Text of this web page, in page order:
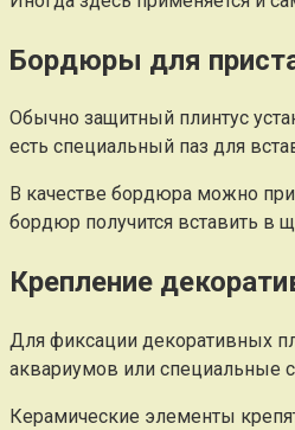
Бордюры для
Обычно защитный плинтус
есть специальный паз для
В качестве бордюра можно
бордюр получится вставить в
Крепление
Для фиксации декоративных
аквариумов или специальные
Керамические элементы